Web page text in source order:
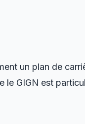
un plan de
le GIGN est